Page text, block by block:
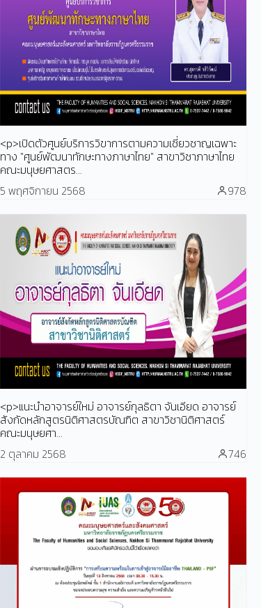
<p>เปิดตัวศูนย์บริการวิขาการตามความเชี่ยวชาญเฉพาะ
ทาง "ศูนย์พัฒนาทักษะทางภาษาไทย" สาขาวิชาภาษาไทย
คณะมนุษยศาสตร...
5 พฤศจิกายน 2568
978
<p>แนะนำอาจารย์ใหม่ อาจารย์กุลธิตา จันเอียด อาจารย์
สังกัดหลักสูตรนิติศาสตรบัณฑิต สาขาวิชานิติศาสตร์
คณะมนุษยศา...
2 ตุลาคม 2568
746